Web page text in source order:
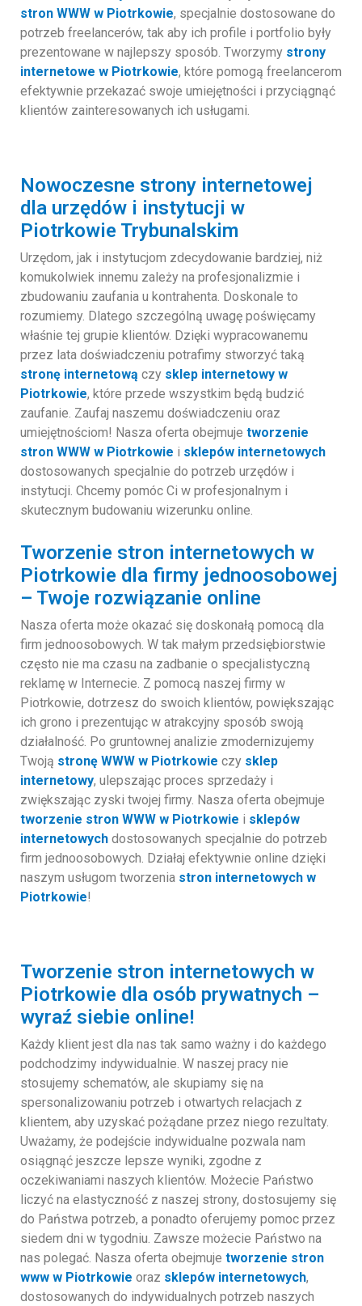
stron WWW w Piotrkowie, specjalnie dostosowane do
potrzeb freelancerów, tak aby ich profile i portfolio były
prezentowane w najlepszy sposób. Tworzymy strony
internetowe w Piotrkowie, które pomogą freelancerom
efektywnie przekazać swoje umiejętności i przyciągnąć
klientów zainteresowanych ich usługami.
Nowoczesne strony internetowej
dla urzędów i instytucji w
Piotrkowie Trybunalskim
Urzędom, jak i instytucjom zdecydowanie bardziej, niż
komukolwiek innemu zależy na profesjonalizmie i
zbudowaniu zaufania u kontrahenta. Doskonale to
rozumiemy. Dlatego szczególną uwagę poświęcamy
właśnie tej grupie klientów. Dzięki wypracowanemu
przez lata doświadczeniu potrafimy stworzyć taką
stronę internetową czy sklep internetowy w
Piotrkowie, które przede wszystkim będą budzić
zaufanie. Zaufaj naszemu doświadczeniu oraz
umiejętnościom! Nasza oferta obejmuje tworzenie
stron WWW w Piotrkowie i sklepów internetowych
dostosowanych specjalnie do potrzeb urzędów i
instytucji. Chcemy pomóc Ci w profesjonalnym i
skutecznym budowaniu wizerunku online.
Tworzenie stron internetowych w
Piotrkowie dla firmy jednoosobowej
– Twoje rozwiązanie online
Nasza oferta może okazać się doskonałą pomocą dla
firm jednoosobowych. W tak małym przedsiębiorstwie
często nie ma czasu na zadbanie o specjalistyczną
reklamę w Internecie. Z pomocą naszej firmy w
Piotrkowie, dotrzesz do swoich klientów, powiększając
ich grono i prezentując w atrakcyjny sposób swoją
działalność. Po gruntownej analizie zmodernizujemy
Twoją stronę WWW w Piotrkowie czy sklep
internetowy, ulepszając proces sprzedaży i
zwiększając zyski twojej firmy. Nasza oferta obejmuje
tworzenie stron WWW w Piotrkowie i sklepów
internetowych dostosowanych specjalnie do potrzeb
firm jednoosobowych. Działaj efektywnie online dzięki
naszym usługom tworzenia stron internetowych w
Piotrkowie!
Tworzenie stron internetowych w
Piotrkowie dla osób prywatnych –
wyraź siebie online!
Każdy klient jest dla nas tak samo ważny i do każdego
podchodzimy indywidualnie. W naszej pracy nie
stosujemy schematów, ale skupiamy się na
spersonalizowaniu potrzeb i otwartych relacjach z
klientem, aby uzyskać pożądane przez niego rezultaty.
Uważamy, że podejście indywidualne pozwala nam
osiągnąć jeszcze lepsze wyniki, zgodne z
oczekiwaniami naszych klientów. Możecie Państwo
liczyć na elastyczność z naszej strony, dostosujemy się
do Państwa potrzeb, a ponadto oferujemy pomoc przez
siedem dni w tygodniu. Zawsze możecie Państwo na
nas polegać. Nasza oferta obejmuje tworzenie stron
www w Piotrkowie oraz sklepów internetowych,
dostosowanych do indywidualnych potrzeb naszych